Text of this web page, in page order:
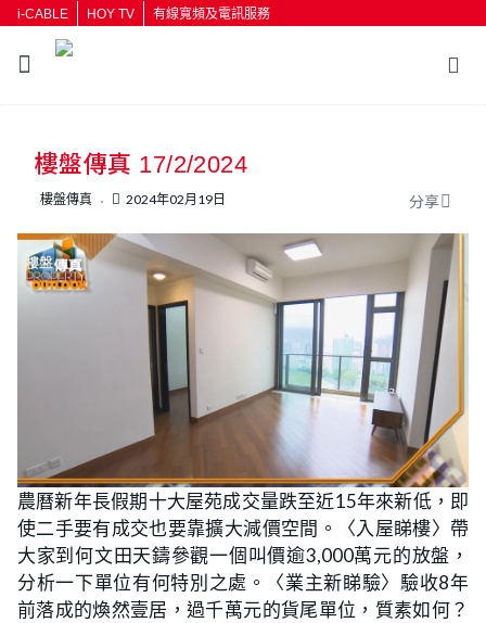
i-CABLE HOY TV 有線寬頻及電訊服務
樓盤傳真 17/2/2024
樓盤傳真 2024年02月19日 分享
農曆新年長假期十大屋苑成交量跌至近15年來新低，即
使二手要有成交也要靠擴大減價空間。〈入屋睇樓〉帶
大家到何文田天鑄參觀一個叫價逾3,000萬元的放盤，
分析一下單位有何特別之處。〈業主新睇驗〉驗收8年
前落成的煥然壹居，過千萬元的貨尾單位，質素如何？